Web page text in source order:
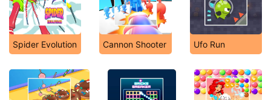
Spider Evolution Cannon Shooter Ufo Run